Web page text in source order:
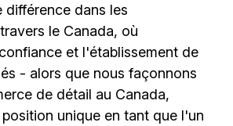
différence dans les
le Canada, où
et l'établissement de
- alors que nous façonnons
de détail au Canada,
unique en tant que l'un